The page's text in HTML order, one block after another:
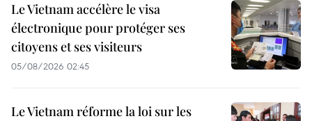
Le Vietnam accélère le visa
électronique pour protéger ses
citoyens et ses visiteurs
05/08/2026 02:45
Le Vietnam réforme la loi sur les